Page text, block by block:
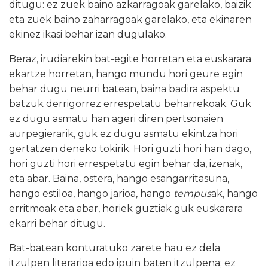
ditugu: ez zuek baino azkarragoak garelako, baizik
eta zuek baino zaharragoak garelako, eta ekinaren
ekinez ikasi behar izan dugulako.
Beraz, irudiarekin bat-egite horretan eta euskarara
ekartze horretan, hango mundu hori geure egin
behar dugu neurri batean, baina badira aspektu
batzuk derrigorrez errespetatu beharrekoak. Guk
ez dugu asmatu han ageri diren pertsonaien
aurpegierarik, guk ez dugu asmatu ekintza hori
gertatzen deneko tokirik. Hori guzti hori han dago,
hori guzti hori errespetatu egin behar da, izenak,
eta abar. Baina, ostera, hango esangarritasuna,
hango estiloa, hango jarioa, hango tempusak, hango
erritmoak eta abar, horiek guztiak guk euskarara
ekarri behar ditugu.
Bat-batean konturatuko zarete hau ez dela
itzulpen literarioa edo ipuin baten itzulpena; ez